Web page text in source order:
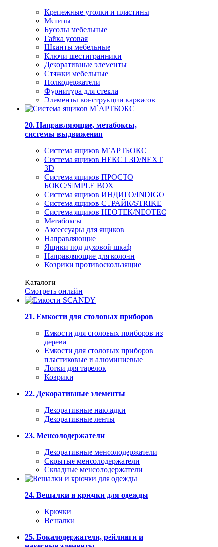
Крепежные уголки и пластины
Метизы
Бусолы мебельные
Гайка усовая
Шканты мебельные
Ключи шестигранники
Декоративные элементы
Стяжки мебельные
Полкодержатели
Фурнитура для стекла
Элементы конструкции каркасов
20. Направляющие, метабоксы,
системы выдвижения
Система ящиков М’АРТБОКС
Система ящиков НЕКСТ 3D/NEXT
3D
Система ящиков ПРОСТО
БОКС/SIMPLE BOX
Система ящиков ИНДИГО/INDIGO
Система ящиков СТРАЙК/STRIKE
Система ящиков НЕОТЕК/NEOTEC
Метабоксы
Аксессуары для ящиков
Направляющие
Ящики под духовой шкаф
Направляющие для колонн
Коврики противоскользящие
Каталоги
Смотреть онлайн
21. Емкости для столовых приборов
Емкости для столовых приборов из
дерева
Емкости для столовых приборов
пластиковые и алюминиевые
Лотки для тарелок
Коврики
22. Декоративные элементы
Декоративные накладки
Декоративные ленты
23. Менсолодержатели
Декоративные менсолодержатели
Скрытые менсолодержатели
Складные менсолодержатели
24. Вешалки и крючки для одежды
Крючки
Вешалки
25. Бокалодержатели, рейлинги и